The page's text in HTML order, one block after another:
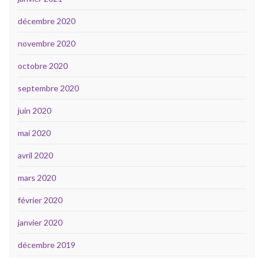
décembre 2020
novembre 2020
octobre 2020
septembre 2020
juin 2020
mai 2020
avril 2020
mars 2020
février 2020
janvier 2020
décembre 2019